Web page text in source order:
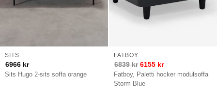
Sits Hugo 2-sits soffa orange
SITS
6966 kr
Fatboy, Paletti hocker modulsoffa
Storm Blue
FATBOY
6839kr 6155 kr